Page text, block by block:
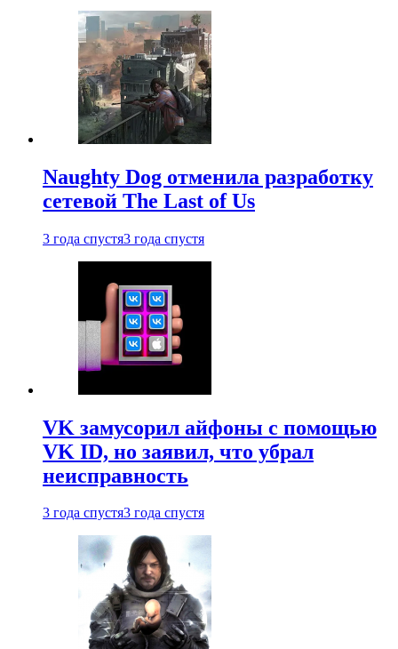
Naughty Dog отменила разработку
сетевой The Last of Us
3 года спустя3 года спустя
VK замусорил айфоны с помощью
VK ID, но заявил, что убрал
неисправность
3 года спустя3 года спустя